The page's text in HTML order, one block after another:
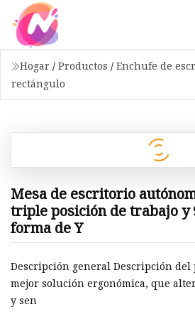
Hogar / Productos / Enchufe de
rectángulo
Mesa de escritorio
triple posición de trabajo y
forma de Y
Descripción general Descripción del
mejor solución ergonómica, que
y sen